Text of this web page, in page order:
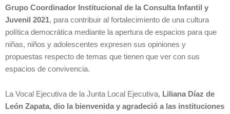
Grupo Coordinador Institucional de la Consulta Infantil y
Juvenil 2021, para contribuir al fortalecimiento de una cultura
política democrática mediante la apertura de espacios para que
niñas, niños y adolescentes expresen sus opiniones y
propuestas respecto de temas que tienen que ver con sus
espacios de convivencia.
La Vocal Ejecutiva de la Junta Local Ejecutiva, Liliana Díaz de
León Zapata, dio la bienvenida y agradeció a las instituciones